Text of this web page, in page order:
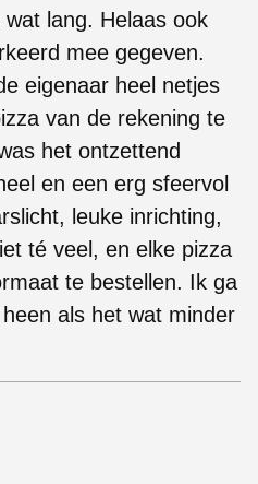
lang. Helaas ook
mee gegeven.
eigenaar heel netjes
van de rekening te
het ontzettend
en een erg sfeervol
leuke inrichting,
té veel, en elke pizza
te bestellen. Ik ga
als het wat minder